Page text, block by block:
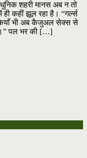
शहरी मानस अब न तो
ही कहीं झूल रहा है। “गर्ल्स
भी अब कैजुअल सेक्स से
पल भर की […]